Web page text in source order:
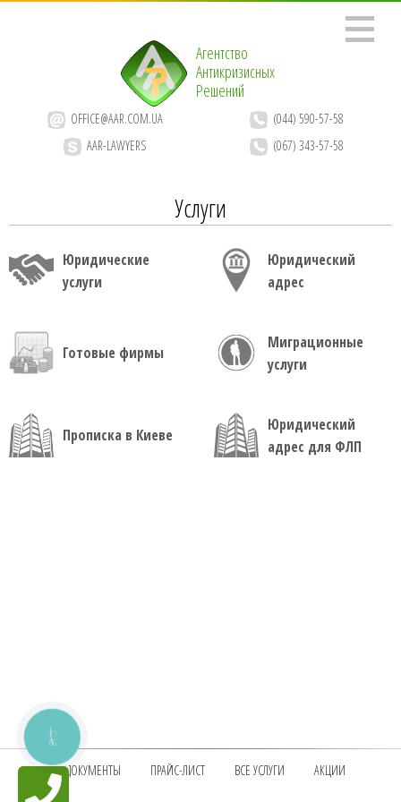
Агентство
Антикризисных
Решений
OFFICE@AAR.COM.UA
(044) 590-57-58
AAR-LAWYERS
(067) 343-57-58
Услуги
Юридические
услуги
Юридический
адрес
Готовые фирмы
Миграционные
услуги
Прописка в Киеве
Юридический
адрес для ФЛП
ДОКУМЕНТЫ ПРАЙС-ЛИСТ ВСЕ УСЛУГИ АКЦИИ
КНОПКА
ЗВ'ЯЗКУ